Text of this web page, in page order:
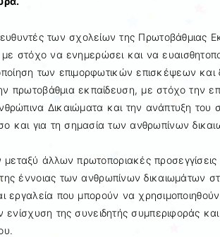
των σχολείων της Πρωτοβάθμιας
στόχο να ενημερώσει και να
των επιμορφωτικών επισκέψεων
πρωτοβάθμια εκπαίδευση, με στόχο την
Δικαιώματα και την ανάπτυξη του
και για τη σημασία των ανθρωπίνων
άλλων πρωτοποριακές
έννοιας των ανθρωπίνων δικαιωμάτων
εργαλεία που μπορούν να
ενίσχυση της συνειδητής συμπεριφοράς